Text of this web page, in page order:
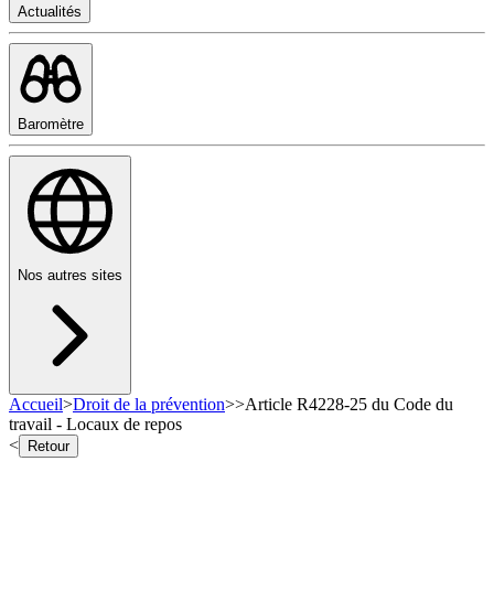
Actualités
Baromètre
Nos autres sites
Accueil>Droit de la prévention>>Article R4228-25 du Code du
travail - Locaux de repos
<
Retour